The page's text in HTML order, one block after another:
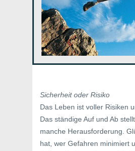
Sicherheit oder Risiko
Das Leben ist voller Risiken
Das ständige Auf und Ab
manche Herausforderung.
hat, wer Gefahren minimiert